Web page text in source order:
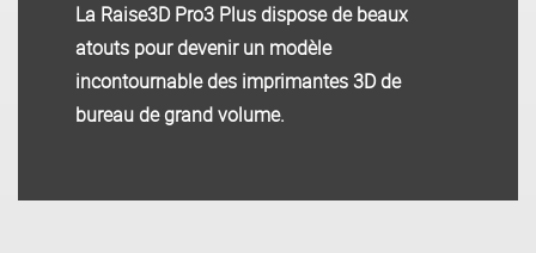
La Raise3D Pro3 Plus dispose de beaux
atouts pour devenir un modèle
incontournable des imprimantes 3D de
bureau de grand volume.